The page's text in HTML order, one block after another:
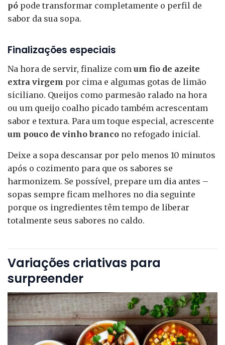
pó pode transformar completamente o perfil de
sabor da sua sopa.
Finalizações especiais
Na hora de servir, finalize com um fio de azeite
extra virgem por cima e algumas gotas de limão
siciliano. Queijos como parmesão ralado na hora
ou um queijo coalho picado também acrescentam
sabor e textura. Para um toque especial, acrescente
um pouco de vinho branco no refogado inicial.
Deixe a sopa descansar por pelo menos 10 minutos
após o cozimento para que os sabores se
harmonizem. Se possível, prepare um dia antes –
sopas sempre ficam melhores no dia seguinte
porque os ingredientes têm tempo de liberar
totalmente seus sabores no caldo.
Variações criativas para
surpreender